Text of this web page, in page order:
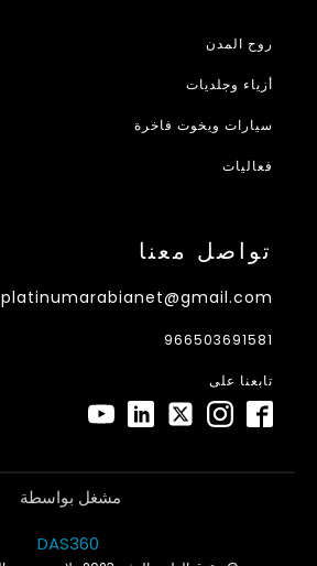
روح المدن
أزياء وجلديات
سيارات ويخوت فاخرة
فعاليات
تواصل معنا
platinumarabianet@gmail.com
966503691581
تابعنا على
مشغل بواسطة